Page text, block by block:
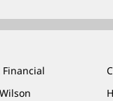
Financial